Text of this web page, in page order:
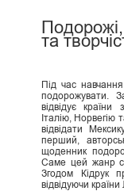
та
Під час
подорожувати.
відвідує країни
Італію, Норвегію
відвідати
перший,
щоденник
Саме цей жанр
Згодом Кідрук
відвідуючи